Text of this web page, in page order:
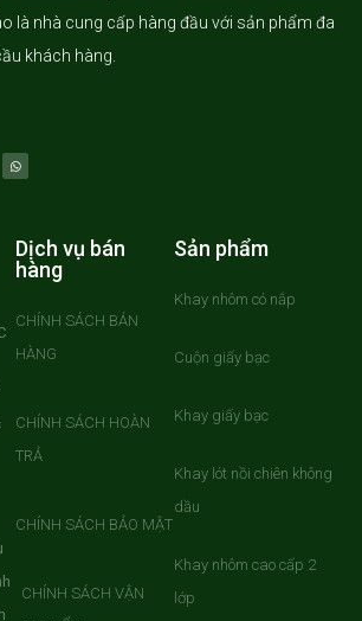
là nhà cung cấp hàng đầu với sản phẩm đa
khách hàng.
Dịch vụ bán
hàng
CHÍNH SÁCH BÁN
HÀNG
CHÍNH SÁCH HOÀN
TRẢ
CHÍNH SÁCH BẢO MẬT
CHÍNH SÁCH VẬN
Sản phẩm
Khay nhôm có nắp
Cuộn giấy bạc
Khay giấy bạc
Khay lót nồi chiên không
dầu
Khay nhôm cao cấp 2
lớp